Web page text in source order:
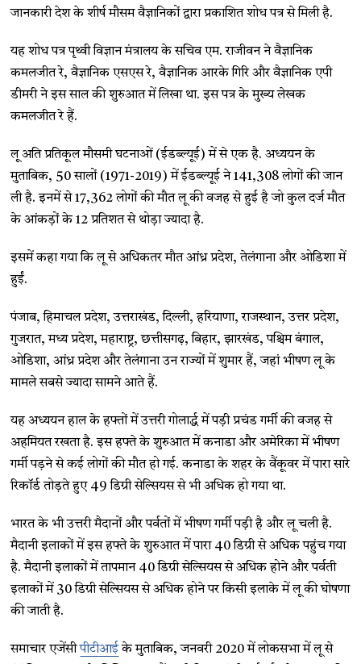
जानकारी देश के शीर्ष मौसम वैज्ञानिकों द्वारा प्रकाशित शोध पत्र से मिली है.
यह शोध पत्र पृथ्वी विज्ञान मंत्रालय के सचिव एम. राजीवन ने वैज्ञानिक
कमलजीत रे, वैज्ञानिक एसएस रे, वैज्ञानिक आरके गिरि और वैज्ञानिक एपी
डीमरी ने इस साल की शुरुआत में लिखा था. इस पत्र के मुख्य लेखक
कमलजीत रे हैं.
लू अति प्रतिकूल मौसमी घटनाओं (ईडब्ल्यूई) में से एक है. अध्ययन के
मुताबिक, 50 सालों (1971-2019) में ईडब्ल्यूई ने 141,308 लोगों की जान
ली है. इनमें से 17,362 लोगों की मौत लू की वजह से हुई है जो कुल दर्ज मौत
के आंकड़ों के 12 प्रतिशत से थोड़ा ज्यादा है.
इसमें कहा गया कि लू से अधिकतर मौत आंध्र प्रदेश, तेलंगाना और ओडिशा में
हुईं.
पंजाब, हिमाचल प्रदेश, उत्तराखंड, दिल्ली, हरियाणा, राजस्थान, उत्तर प्रदेश,
गुजरात, मध्य प्रदेश, महाराष्ट्र, छत्तीसगढ़, बिहार, झारखंड, पश्चिम बंगाल,
ओडिशा, आंध्र प्रदेश और तेलंगाना उन राज्यों में शुमार हैं, जहां भीषण लू के
मामले सबसे ज्यादा सामने आते हैं.
यह अध्ययन हाल के हफ्तों में उत्तरी गोलार्द्ध में पड़ी प्रचंड गर्मी की वजह से
अहमियत रखता है. इस हफ्ते के शुरुआत में कनाडा और अमेरिका में भीषण
गर्मी पड़ने से कई लोगों की मौत हो गई. कनाडा के शहर के वैंकूवर में पारा सारे
रिकॉर्ड तोड़ते हुए 49 डिग्री सेल्सियस से भी अधिक हो गया था.
भारत के भी उत्तरी मैदानों और पर्वतों में भीषण गर्मी पड़ी है और लू चली है.
मैदानी इलाकों में इस हफ्ते के शुरुआत में पारा 40 डिग्री से अधिक पहुंच गया
है. मैदानी इलाकों में तापमान 40 डिग्री सेल्सियस से अधिक होने और पर्वती
इलाकों में 30 डिग्री सेल्सियस से अधिक होने पर किसी इलाके में लू की घोषणा
की जाती है.
समाचार एजेंसीपीटीआईके मुताबिक, जनवरी 2020 में लोकसभा में लू से